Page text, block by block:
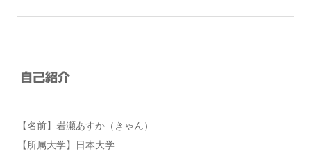
自己紹介
【名前】岩瀬あすか（きゃん）
【所属大学】日本大学